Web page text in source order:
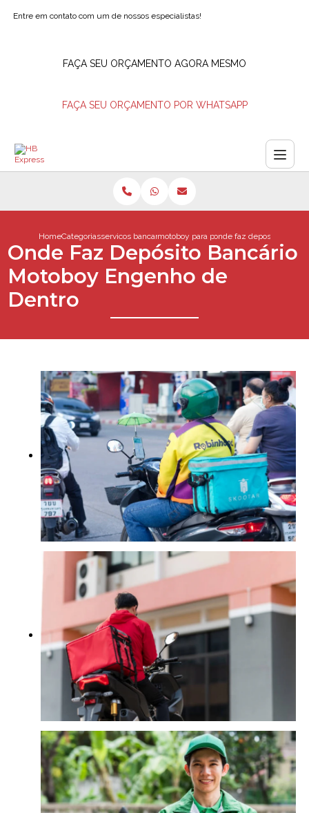
Entre em contato com um de nossos especialistas!
FAÇA SEU ORÇAMENTO AGORA MESMO
FAÇA SEU ORÇAMENTO POR WHATSAPP
HomeCategoriasservicos bancariosmotoboy para pagamentos
onde faz deposito
Onde Faz Depósito Bancário
Motoboy Engenho de
Dentro